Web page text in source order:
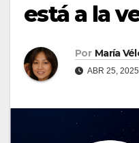
está a la
Por María
ABR 25, 2025